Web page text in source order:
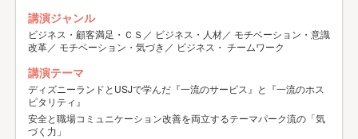
講演ジャンル
ビジネス・顧客満足・ＣＳ／ ビジネス・人材／ モチベーション・意識
改革／ モチベーション・気づき／ ビジネス・ チームワーク
講演テーマ
ディズニーランドとUSJで学んだ『一流のサービス』と『一流のホス
ピタリティ』
安全と職場コミュニケーション改善を両立する​テーマパーク流の「気
づく力」